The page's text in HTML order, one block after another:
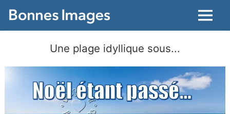
Menu
Une plage idyllique sous...